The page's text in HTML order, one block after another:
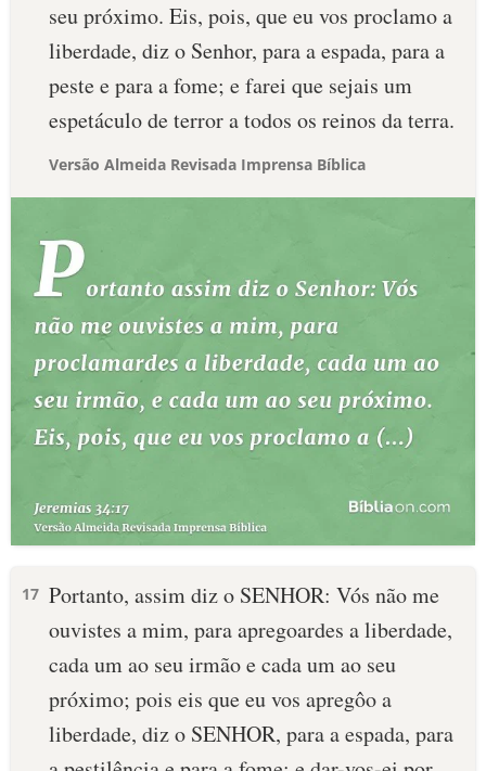
seu próximo. Eis, pois, que eu vos proclamo a
liberdade, diz o Senhor, para a espada, para a
peste e para a fome; e farei que sejais um
espetáculo de terror a todos os reinos da terra.
Versão Almeida Revisada Imprensa Bíblica
17 Portanto, assim diz o SENHOR: Vós não me
ouvistes a mim, para apregoardes a liberdade,
cada um ao seu irmão e cada um ao seu
próximo; pois eis que eu vos apregôo a
liberdade, diz o SENHOR, para a espada, para